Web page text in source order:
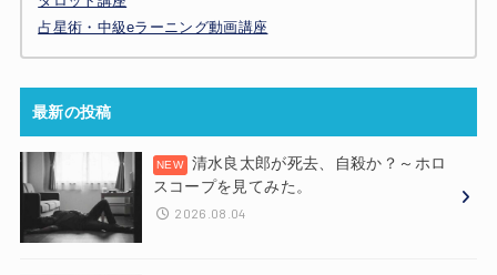
占星術・中級eラーニング動画講座
最新の投稿
清水良太郎が死去、自殺か？～ホロ
スコープを見てみた。
2026.08.04